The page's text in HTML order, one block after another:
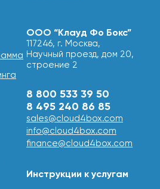
ООО “Клауд Фо Бокс”
117246, г. Москва,
Научный проезд, дом 20,
строение 2
8 800 533 39 50
8 495 240 86 85
sales@cloud4box.com
info@cloud4box.com
finance@cloud4box.com
Инструкции к услугам